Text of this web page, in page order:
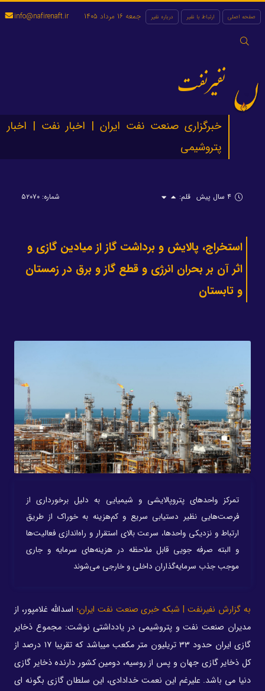
صفحه اصلی ارتباط با نفیر درباره نفیر
جستجو
جمعه 16 مرداد 1405 info@nafirenaft.ir
نفیرنفت
خبرگزاری صنعت نفت ایران | اخبار نفت | اخبار
پتروشیمی
۴ سال پیش قلم: شماره: ۵۲۰۷۰
استخراج، پالایش و برداشت گاز از میادین گازی و
اثر آن بر بحران انرژی و قطع گاز و برق در زمستان
و تابستان
تمرکز واحدهای پتروپالایشی و شیمیایی به دلیل برخورداری از
فرصت‌هایی نظیر دستیابی سریع و کم‌هزینه به خوراک از طریق
ارتباط و نزدیکی واحدها، سرعت بالای استقرار و راه‌اندازی فعالیت‌ها
و البته صرفه جویی قابل ملاحظه در هزینه‌های سرمایه و جاری
موجب جذب سرمایه‌گذاران داخلی و خارجی می‌شوند
به گزارش نفیرنفت | شبکه خبری صنعت نفت ایران؛ اسدالله غلامپور، از
مدیران صنعت نفت و پتروشیمی در یادداشتی نوشت: مجموع ذخایر
گازی ایران حدود ۳۳ تریلیون متر مکعب میباشد که تقریبا ۱۷ درصد از
کل ذخایر گازی جهان و پس از روسیه، دومین کشور دارنده ذخایر گازی
دنیا می باشد. علیرغم این نعمت خدادادی، این سلطان گازی بگونه ای